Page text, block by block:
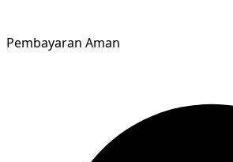
Pembayaran Aman